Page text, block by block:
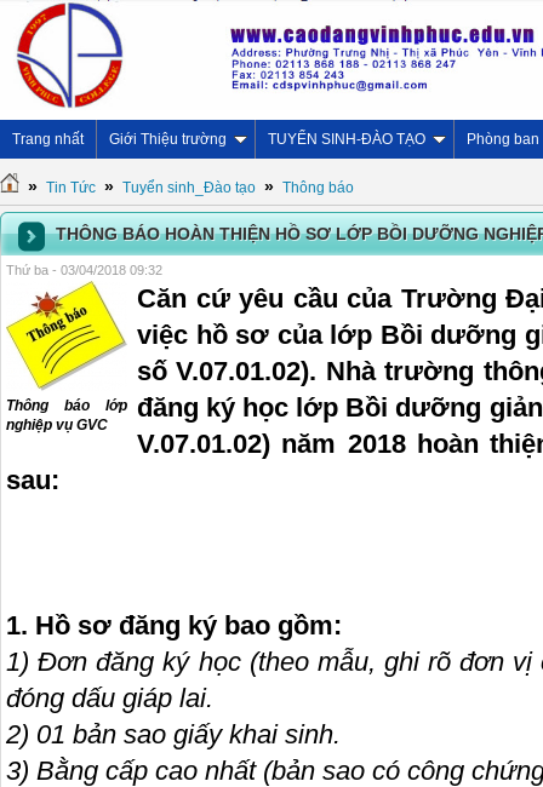
Trang nhất Giới Thiệu trường TUYỂN SINH-ĐÀO TẠO Phòng ban
» Tin Tức » Tuyển sinh_Đào tạo » Thông báo
THÔNG BÁO HOÀN THIỆN HỒ SƠ LỚP BỒI DƯỠNG
Thứ ba - 03/04/2018 09:32
Thông báo lớp
nghiệp vụ GVC
Căn cứ yêu cầu của Trường
việc hồ sơ của lớp Bồi dưỡng
số V.07.01.02). Nhà trường
đăng ký học lớp Bồi dưỡng
V.07.01.02) năm 2018 hoàn
sau:
1. Hồ sơ đăng ký bao gồm:
1) Đơn đăng ký học (theo mẫu, ghi rõ đơn vị
đóng dấu giáp lai.
2) 01 bản sao giấy khai sinh.
3) Bằng cấp cao nhất (bản sao có công